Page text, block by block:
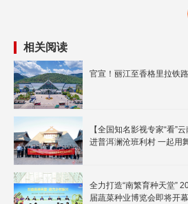
相关阅读
官宣！丽江至香格里拉铁
【全国知名影视专家“看”
进普洱澜沧班利村 一起用
全力打造“南繁育种天堂”
届蔬菜种业博览会即将开幕